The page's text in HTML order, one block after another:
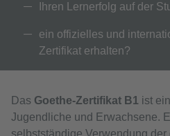
Ihren Lernerfolg auf der
ein offizielles und
Zertifikat erhalten?
Das Goethe-Zertifikat B1 ist
Jugendliche und Erwachsene.
selbstständige Verwendung